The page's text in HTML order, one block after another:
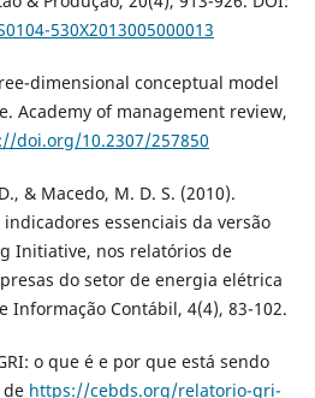
530X2013005000013
dimensional conceptual model
Academy of management review,
doi.org/10.2307/257850
& Macedo, M. D. S. (2010).
essenciais da versão
Initiative, nos relatórios de
do setor de energia elétrica
Informação Contábil, 4(4), 83-102.
o que é e por que está sendo
https://cebds.org/relatorio-gri-